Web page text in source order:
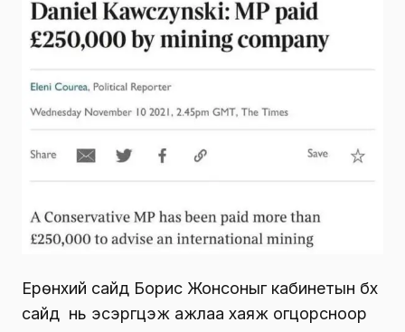
Ерөнхий сайд Борис Жонсоныг кабинетын бүх
сайд нь эсэргүүцэж ажлаа хаяж огцорсноор